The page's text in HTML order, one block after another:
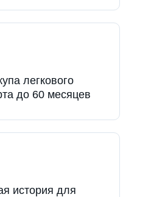
легкового
до 60 месяцев
история для